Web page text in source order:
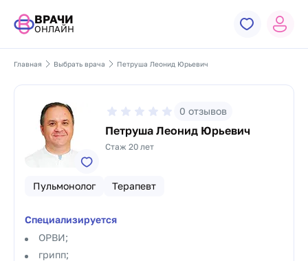
ВРАЧИ
ОНЛАЙН
Главная Выбрать врача Петруша Леонид Юрьевич
0 отзывов
Петруша Леонид Юрьевич
Стаж 20 лет
Пульмонолог Терапевт
Специализируется
ОРВИ;
грипп;